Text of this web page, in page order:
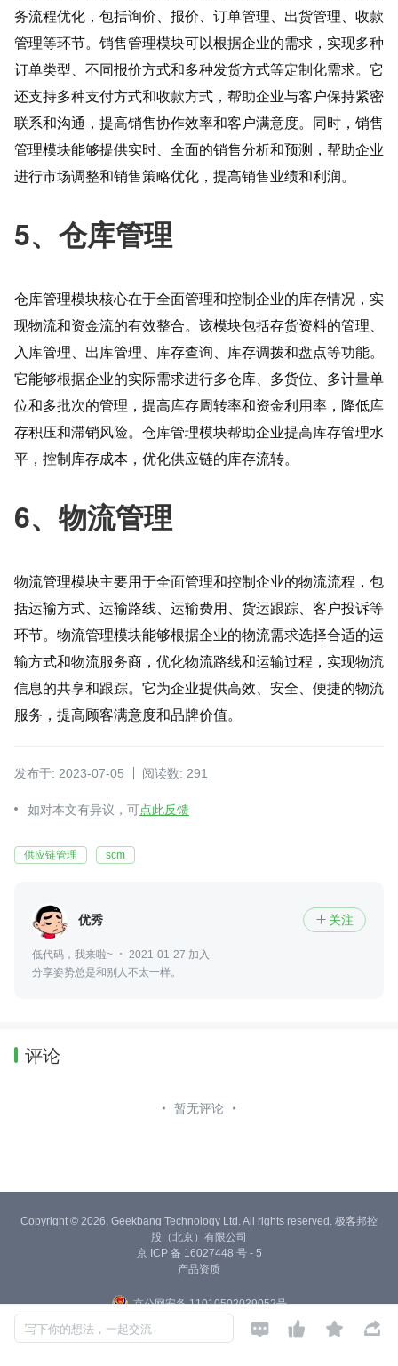
务流程优化，包括询价、报价、订单管理、出货管理、收款
管理等环节。销售管理模块可以根据企业的需求，实现多种
订单类型、不同报价方式和多种发货方式等定制化需求。它
还支持多种支付方式和收款方式，帮助企业与客户保持紧密
联系和沟通，提高销售协作效率和客户满意度。同时，销售
管理模块能够提供实时、全面的销售分析和预测，帮助企业
进行市场调整和销售策略优化，提高销售业绩和利润。
5、仓库管理
仓库管理模块核心在于全面管理和控制企业的库存情况，实
现物流和资金流的有效整合。该模块包括存货资料的管理、
入库管理、出库管理、库存查询、库存调拨和盘点等功能。
它能够根据企业的实际需求进行多仓库、多货位、多计量单
位和多批次的管理，提高库存周转率和资金利用率，降低库
存积压和滞销风险。仓库管理模块帮助企业提高库存管理水
平，控制库存成本，优化供应链的库存流转。
6、物流管理
物流管理模块主要用于全面管理和控制企业的物流流程，包
括运输方式、运输路线、运输费用、货运跟踪、客户投诉等
环节。物流管理模块能够根据企业的物流需求选择合适的运
输方式和物流服务商，优化物流路线和运输过程，实现物流
信息的共享和跟踪。它为企业提供高效、安全、便捷的物流
服务，提高顾客满意度和品牌价值。
发布于: 2023-07-05 阅读数: 291
如对本文有异议，可点此反馈
供应链管理 scm
优秀  关注
低代码，我来啦~
2021-01-27 加入
分享姿势总是和别人不太一样。
评论
暂无评论
写下你的想法，一起交流    
Copyright © 2026, Geekbang Technology Ltd. All rights reserved. 极客邦控
股（北京）有限公司
京 ICP 备 16027448 号 - 5
产品资质
京公网安备 11010502039052号